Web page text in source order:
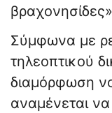
Σύμφωνα με
τηλεοπτικού
διαμόρφωση
αναμένεται να